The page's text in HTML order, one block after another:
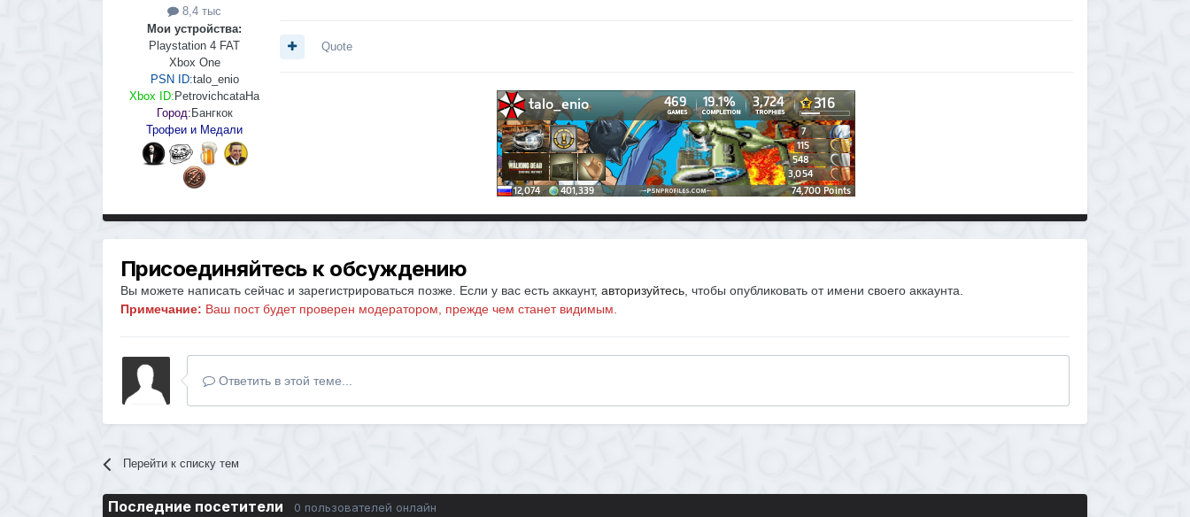
8,4 тыс
Мои устройства:
Playstation 4 FAT
Xbox One
PSN ID:talo_enio
Xbox ID:PetrovichcataHa
Город:Бангкок
Трофеи и Медали
Quote
Присоединяйтесь к обсуждению
Вы можете написать сейчас и зарегистрироваться позже. Если у вас есть аккаунт, авторизуйтесь, чтобы опубликовать от имени своего аккаунта.
Примечание: Ваш пост будет проверен модератором, прежде чем станет видимым.
Ответить в этой теме...
Перейти к списку тем
Последние посетители 0 пользователей онлайн